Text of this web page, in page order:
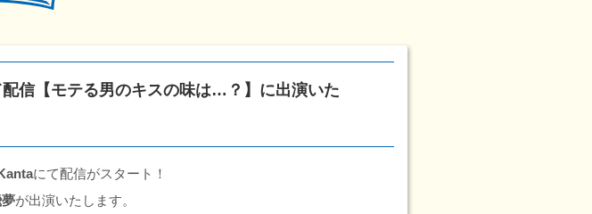
信【モテる男のキスの味は…？】に出演いた
にて配信がスタート！
が出演いたします。